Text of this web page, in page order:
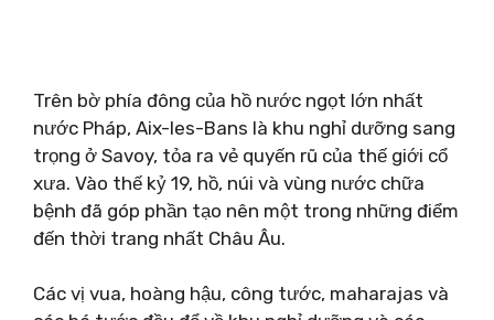
Trên bờ phía đông của hồ nước ngọt lớn nhất
nước Pháp, Aix-les-Bans là khu nghỉ dưỡng sang
trọng ở Savoy, tỏa ra vẻ quyến rũ của thế giới cổ
xưa. Vào thế kỷ 19, hồ, núi và vùng nước chữa
bệnh đã góp phần tạo nên một trong những điểm
đến thời trang nhất Châu Âu.
Các vị vua, hoàng hậu, công tước, maharajas và